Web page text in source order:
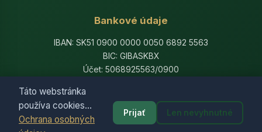
Táto webstránka
používa cookies...
Ochrana osobných
Prijať Len nevyhnutné
Bankové údaje
IBAN: SK51 0900 0000 0050 6892 5563
BIC: GIBASKBX
Účet: 5068925563/0900